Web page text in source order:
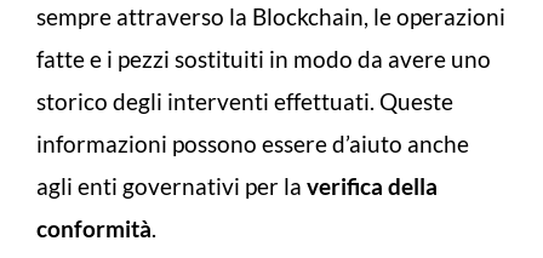
sempre attraverso la Blockchain, le operazioni
fatte e i pezzi sostituiti in modo da avere uno
storico degli interventi effettuati. Queste
informazioni possono essere d’aiuto anche
agli enti governativi per la verifica della
conformità.